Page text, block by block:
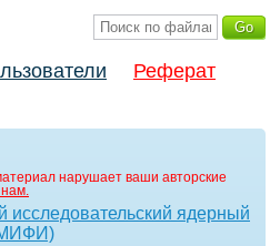
Реферат
нарушает ваши авторские
исследовательский ядерный